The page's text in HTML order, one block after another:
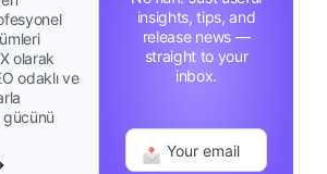
olarak
odaklı ve
gücünü
insights, tips, and
release news —
straight to your
inbox.